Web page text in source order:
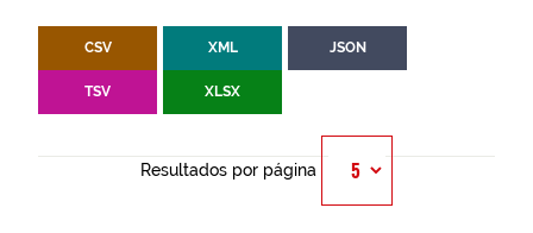
CSV XML JSON
TSV XLSX
Resultados por página